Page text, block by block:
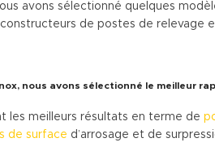
avons sélectionné quelques
de postes de relevage
nous avons sélectionné le meilleur
les meilleurs résultats en terme de
de surface d’arrosage et de